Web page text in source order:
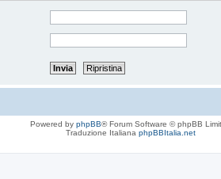
Powered by phpBB® Forum Software © phpBB
Traduzione Italiana phpBBItalia.net